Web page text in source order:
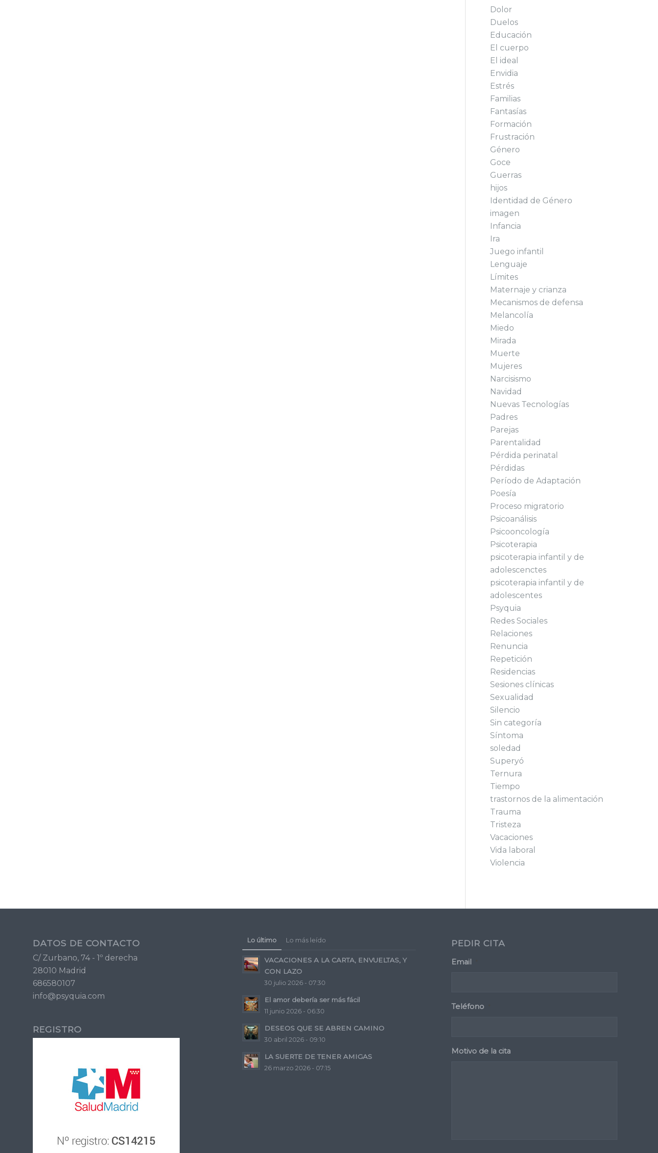
Dolor
Duelos
Educación
El cuerpo
El ideal
Envidia
Estrés
Familias
Fantasías
Formación
Frustración
Género
Goce
Guerras
hijos
Identidad de Género
imagen
Infancia
Ira
Juego infantil
Lenguaje
Límites
Maternaje y crianza
Mecanismos de defensa
Melancolía
Miedo
Mirada
Muerte
Mujeres
Narcisismo
Navidad
Nuevas Tecnologías
Padres
Parejas
Parentalidad
Pérdida perinatal
Pérdidas
Período de Adaptación
Poesía
Proceso migratorio
Psicoanálisis
Psicooncología
Psicoterapia
psicoterapia infantil y de
adolescenctes
psicoterapia infantil y de
adolescentes
Psyquia
Redes Sociales
Relaciones
Renuncia
Repetición
Residencias
Sesiones clínicas
Sexualidad
Silencio
Sin categoría
Síntoma
soledad
Superyó
Ternura
Tiempo
trastornos de la alimentación
Trauma
Tristeza
Vacaciones
Vida laboral
Violencia
DATOS DE CONTACTO
C/ Zurbano, 74 - 1º derecha
28010 Madrid
686580107
info@psyquia.com
REGISTRO
Lo último Lo más leído
VACACIONES A LA CARTA, ENVUELTAS, Y
CON LAZO
30 julio 2026 - 07:30
El amor debería ser más fácil
11 junio 2026 - 06:30
DESEOS QUE SE ABREN CAMINO
30 abril 2026 - 09:10
LA SUERTE DE TENER AMIGAS
26 marzo 2026 - 07:15
PEDIR CITA
Email
Teléfono
Motivo de la cita